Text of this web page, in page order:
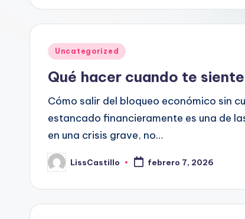
c
Publicado
Uncategorized
Qué hacer cuando te
Cómo salir del bloqueo económico sin
estancado financieramente es una de
en una crisis grave, no…
Publicado
por
LissCastillo febrero 7, 2026